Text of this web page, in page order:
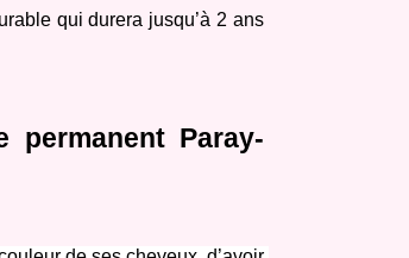
qui durera jusqu’à 2 ans
permanent Paray-